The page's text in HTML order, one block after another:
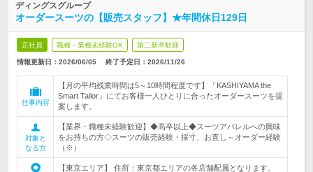
ディングスグループ
オーダースーツの【販売スタッフ】★年間休日129日
正社員 職種・業種未経験OK 第二新卒歓迎
情報更新日：2026/06/05 終了予定日： 2026/11/26
仕事内容
【月の平均残業時間は5～10時間程度です】「KASHIYAMA the
Smart Tailor」にてお客様一人ひとりに合ったオーダースーツを提
案します。
対象と
なる方
【業界・職種未経験歓迎】◆高卒以上◆スーツアパレルへの興味
をお持ちの方◇スーツの販売経験・採寸、お直し～オーダー経験
（※）
【東京エリア】 住所：東京都エリアの各店舗配属となります。